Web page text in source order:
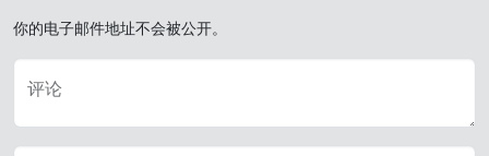
你的电子邮件地址不会被公开。
评论